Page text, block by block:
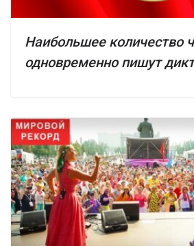
Наибольшее количество
одновременно пишут